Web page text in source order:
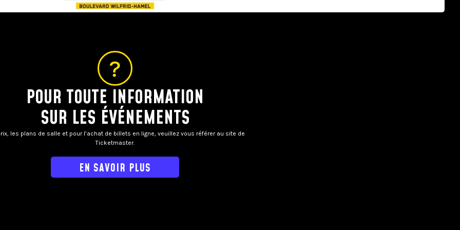
POUR TOUTE INFORMATION
SUR LES ÉVÉNEMENTS
les plans de salle et pour l’achat de billets en ligne, veuillez vous référer au site de
Ticketmaster.
EN SAVOIR PLUS